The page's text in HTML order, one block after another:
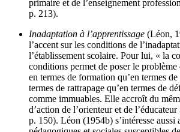
primaire et de l’enseignement
p. 213).
Inadaptation à l’apprentissage (Léon,
l’accent sur les conditions de
l’établissement scolaire. Pour lui, « la
conditions permet de poser le problème
en termes de formation qu’en termes
termes de rattrapage qu’en termes de
comme immuables. Elle accroît du
d’action de l’orienteur et de
p. 150). Léon (1954b) s’intéresse aussi